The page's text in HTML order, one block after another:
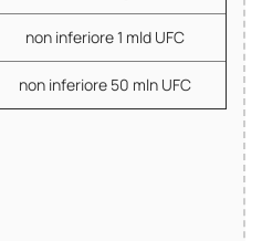
non inferiore 1 mld UFC
non inferiore 50 mln UFC